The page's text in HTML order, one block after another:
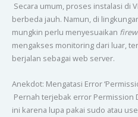
Secara umum, proses instalasi di
berbeda jauh. Namun, di
mungkin perlu menyesuaikan
mengakses monitoring dari luar,
berjalan sebagai web server.
Anekdot: Mengatasi Error
Pernah terjebak error Permission
ini karena lupa pakai sudo atau